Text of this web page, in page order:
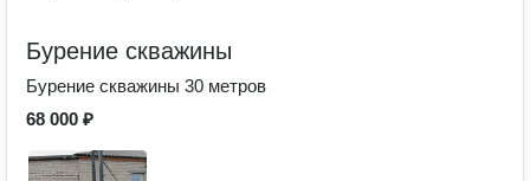
Бурение скважины
Бурение скважины 30 метров
68 000 ₽